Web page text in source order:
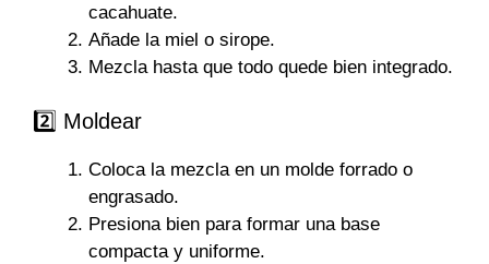
cacahuate.
Añade la miel o sirope.
Mezcla hasta que todo quede bien integrado.
2️⃣ Moldear
Coloca la mezcla en un molde forrado o
engrasado.
Presiona bien para formar una base
compacta y uniforme.